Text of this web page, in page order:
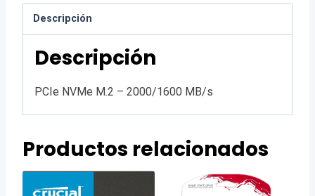
Descripción
Descripción
PCIe NVMe M.2 – 2000/1600 MB/s
Productos relacionados